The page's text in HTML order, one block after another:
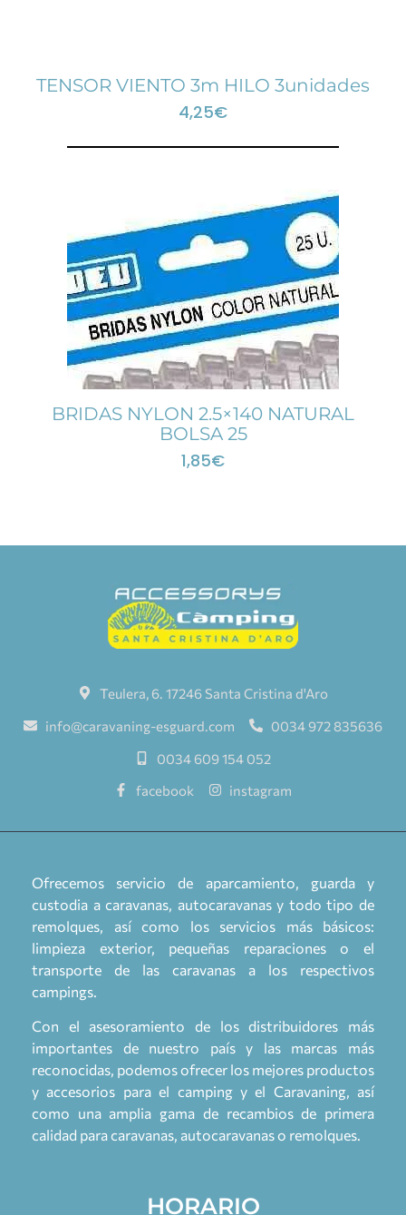
TENSOR VIENTO 3m HILO 3unidades
4,25€
BRIDAS NYLON 2.5×140 NATURAL
BOLSA 25
1,85€
Teulera, 6. 17246 Santa Cristina d'Aro
info@caravaning-esguard.com
0034 972 835636
0034 609 154 052
facebook
instagram
Ofrecemos servicio de aparcamiento, guarda y
custodia a caravanas, autocaravanas y todo tipo de
remolques, así como los servicios más básicos:
limpieza exterior, pequeñas reparaciones o el
transporte de las caravanas a los respectivos
campings.
Con el asesoramiento de los distribuidores más
importantes de nuestro país y las marcas más
reconocidas, podemos ofrecer los mejores productos
y accesorios para el camping y el Caravaning, así
como una amplia gama de recambios de primera
calidad para caravanas, autocaravanas o remolques.
HORARIO